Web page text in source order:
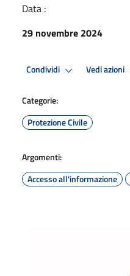
Data :
29 novembre 2024
Condividi Vedi azioni
Categorie:
Protezione Civile
Argomenti:
Accesso all'informazione